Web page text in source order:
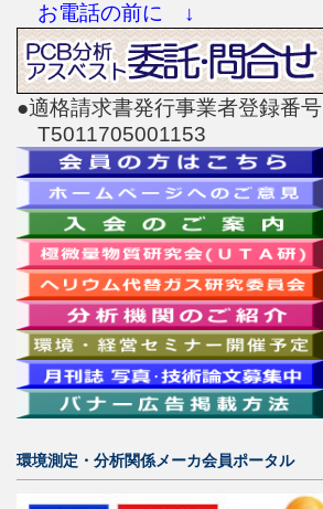
お電話の前に ↓
●適格請求書発行事業者登録番号
T5011705001153
環境測定・分析関係メーカ会員ポータル